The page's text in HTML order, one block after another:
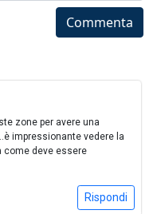
Commenta
zone per avere una
impressionante vedere la
come deve essere
Rispondi